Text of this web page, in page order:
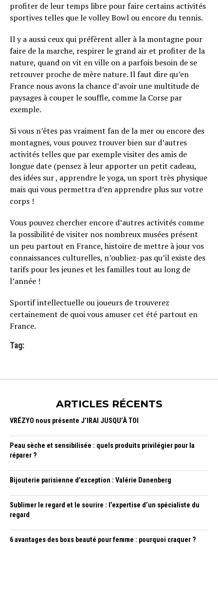
profiter de leur temps libre pour faire certains activités
sportives telles que le volley Bowl ou encore du tennis.
Il y a aussi ceux qui préfèrent aller à la montagne pour
faire de la marche, respirer le grand air et profiter de la
nature, quand on vit en ville on a parfois besoin de se
retrouver proche de mère nature. Il faut dire qu’en
France nous avons la chance d’avoir une multitude de
paysages à couper le souffle, comme la Corse par
exemple.
Si vous n’êtes pas vraiment fan de la mer ou encore des
montagnes, vous pouvez trouver bien sur d’autres
activités telles que par exemple visiter des amis de
longue date (pensez à leur apporter un petit cadeau,
des idées sur , apprendre le yoga, un sport très physique
mais qui vous permettra d’en apprendre plus sur votre
corps !
Vous pouvez chercher encore d’autres activités comme
la possibilité de visiter nos nombreux musées présent
un peu partout en France, histoire de mettre à jour vos
connaissances culturelles, n’oubliez-pas qu’il existe des
tarifs pour les jeunes et les familles tout au long de
l’année !
Sportif intellectuelle ou joueurs de trouverez
certainement de quoi vous amuser cet été partout en
France.
Tag:
ARTICLES RÉCENTS
VRÉZYO nous présente J’IRAI JUSQU’À TOI
Peau sèche et sensibilisée : quels produits privilégier pour la
réparer ?
Bijouterie parisienne d’exception : Valérie Danenberg
Sublimer le regard et le sourire : l’expertise d’un spécialiste du
regard
6 avantages des boxs beauté pour femme : pourquoi craquer ?